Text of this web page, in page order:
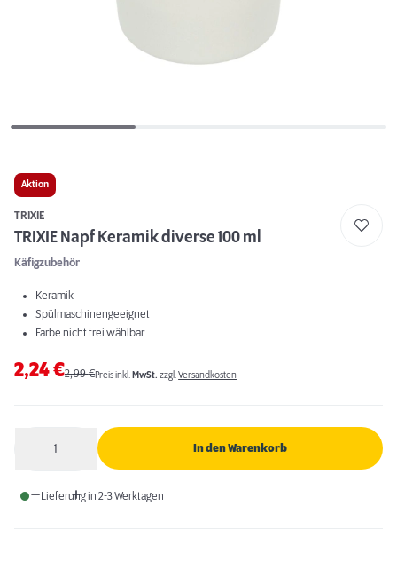
Aktion
TRIXIE
TRIXIE Napf Keramik diverse 100 ml
Käfigzubehör
Keramik
Spülmaschinengeeignet
Farbe nicht frei wählbar
2,24€2,99€Preis inkl. MwSt. zzgl.Versandkosten
1 In den Warenkorb
Lieferung in 2-3 Werktagen